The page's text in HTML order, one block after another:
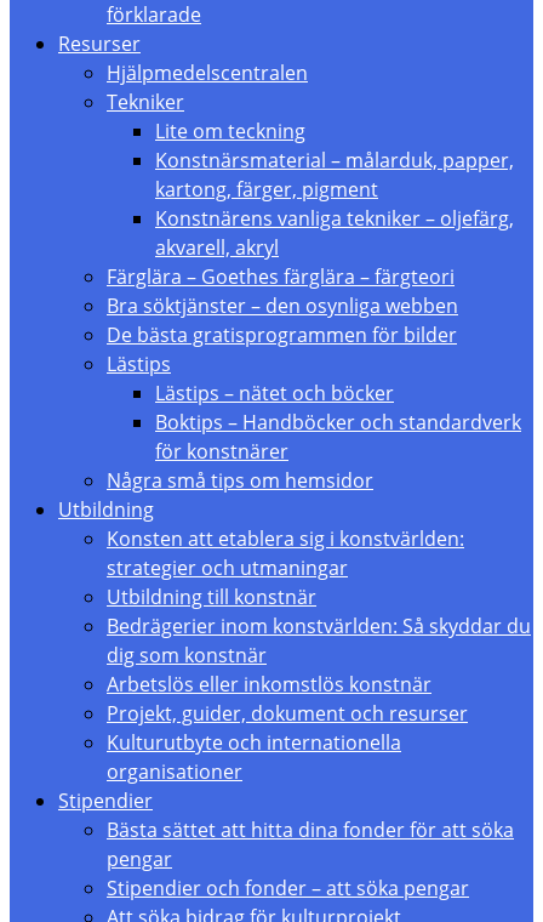
förklarade
Resurser
Hjälpmedelscentralen
Tekniker
Lite om teckning
Konstnärsmaterial – målarduk, papper,
kartong, färger, pigment
Konstnärens vanliga tekniker – oljefärg,
akvarell, akryl
Färglära – Goethes färglära – färgteori
Bra söktjänster – den osynliga webben
De bästa gratisprogrammen för bilder
Lästips
Lästips – nätet och böcker
Boktips – Handböcker och standardverk
för konstnärer
Några små tips om hemsidor
Utbildning
Konsten att etablera sig i konstvärlden:
strategier och utmaningar
Utbildning till konstnär
Bedrägerier inom konstvärlden: Så skyddar du
dig som konstnär
Arbetslös eller inkomstlös konstnär
Projekt, guider, dokument och resurser
Kulturutbyte och internationella
organisationer
Stipendier
Bästa sättet att hitta dina fonder för att söka
pengar
Stipendier och fonder – att söka pengar